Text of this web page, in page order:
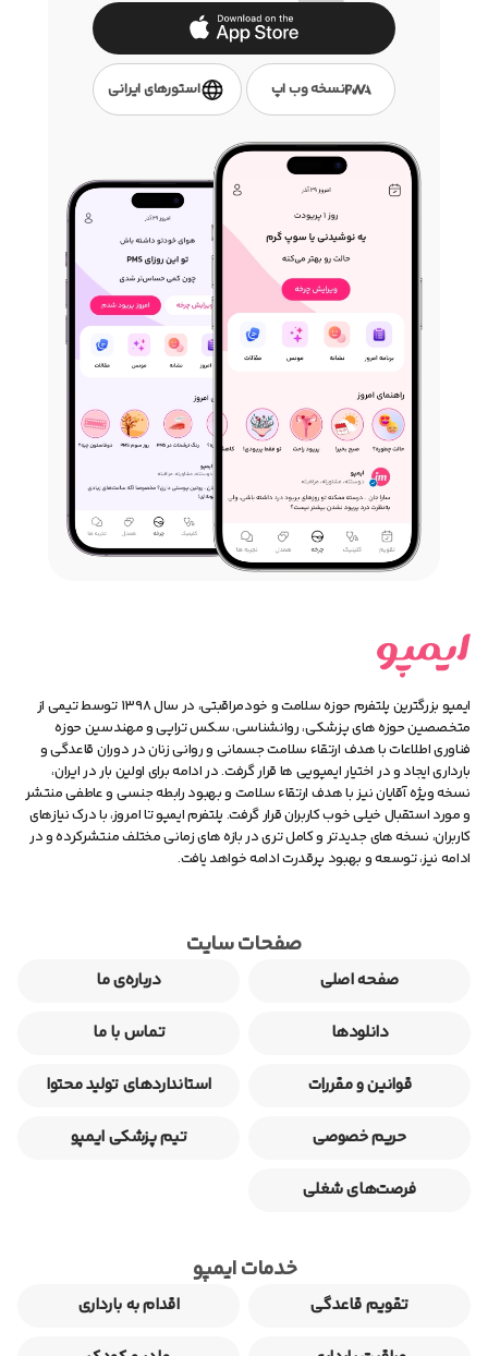
نسخه وب اپ استور‌های ایرانی
ایمپو بزرگترین پلتفرم حوزه سلامت و خودمراقبتی، در سال ۱۳۹۸ توسط تیمی از
متخصصین حوزه های پزشکی، روانشناسی، سکس تراپی و مهندسین حوزه
فناوری اطلاعات با هدف ارتقاء سلامت جسمانی و روانی زنان در دوران قاعدگی و
بارداری ایجاد و در اختیار ایمپویی ها قرار گرفت. در ادامه برای اولین بار در ایران،
نسخه ویژه آقایان نیز با هدف ارتقاء سلامت و بهبود رابطه جنسی و عاطفی منتشر
و مورد استقبال خیلی خوب کاربران قرار گرفت. پلتفرم ایمپو تا امروز، با درک نیازهای
کاربران، نسخه های جدیدتر و کامل تری در بازه های زمانی مختلف منتشرکرده و در
ادامه نیز، توسعه و بهبود پرقدرت ادامه خواهد یافت.
صفحات سایت
صفحه اصلی
فرصت‌های شغلی
دانلودها
درباره‌ی ما
تماس با ما
قوانین و مقررات استانداردهای تولید محتوا
حریم خصوصی تیم پزشکی ایمپو
خدمات ایمپو
تقویم قاعدگی اقدام به بارداری